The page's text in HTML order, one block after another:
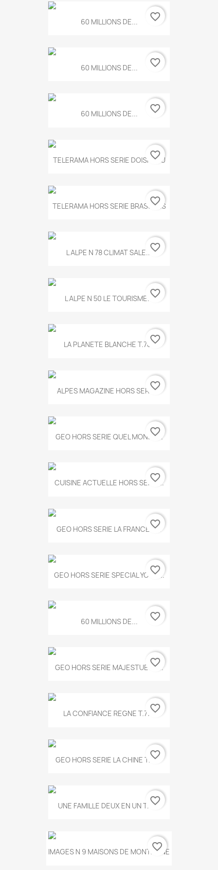
60 MILLIONS DE... favorite_border
60 MILLIONS DE... favorite_border
60 MILLIONS DE... favorite_border
TELERAMA HORS SERIE DOISNEAU
favorite_border
TELERAMA HORS SERIE BRASSENS
favorite_border
L ALPE N 78 CLIMAT SALE...favorite_border
L ALPE N 50 LE TOURISME...favorite_border
LA PLANETE BLANCHE T.785favorite_border
ALPES MAGAZINE HORS SERIE...
favorite_border
GEO HORS SERIE QUEL MONDE...
favorite_border
CUISINE ACTUELLE HORS SERIE...
favorite_border
GEO HORS SERIE LA FRANCE A...
favorite_border
GEO HORS SERIE SPECIAL YOGA...
favorite_border
60 MILLIONS DE... favorite_border
GEO HORS SERIE MAJESTUEUX...
favorite_border
LA CONFIANCE REGNE T.778favorite_border
GEO HORS SERIE LA CHINE T.497
favorite_border
UNE FAMILLE DEUX EN UN T.675
favorite_border
IMAGES N 9 MAISONS DE MONTAGNE
favorite_border